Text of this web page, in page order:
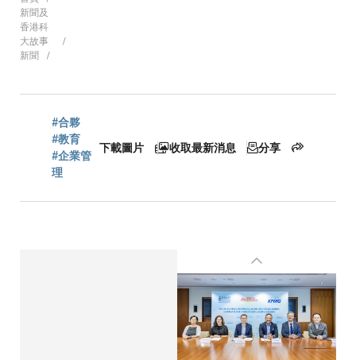
導
航
連
結
新聞及
香港科
大故事
新聞
#合夥
#教育
#企業管
理
下載圖片 收取最新消息 分享